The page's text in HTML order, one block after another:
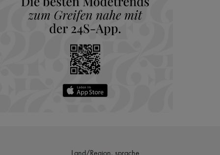
Land/Region, sprache